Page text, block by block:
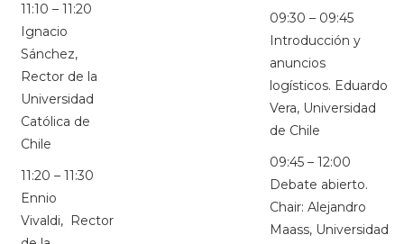
11:10 – 11:20
Ignacio
Sánchez,
Rector de la
Universidad
Católica de
Chile
11:20 – 11:30
Ennio
Vivaldi, Rector
09:30 – 09:45
Introducción y
anuncios
logísticos. Eduardo
Vera, Universidad
de Chile
09:45 – 12:00
Debate abierto.
Chair: Alejandro
Maass, Universidad